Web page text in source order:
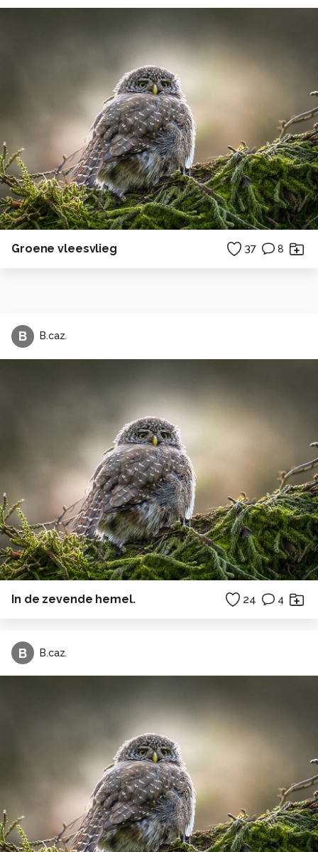
Groene vleesvlieg 37 8
B B.caz.
In de zevende hemel. 24 4
B B.caz.